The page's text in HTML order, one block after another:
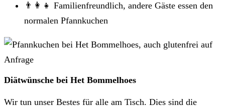
👨‍👩‍👧 Familienfreundlich, andere Gäste essen den
normalen Pfannkuchen
Diätwünsche bei Het Bommelhoes
Wir tun unser Bestes für alle am Tisch. Dies sind die